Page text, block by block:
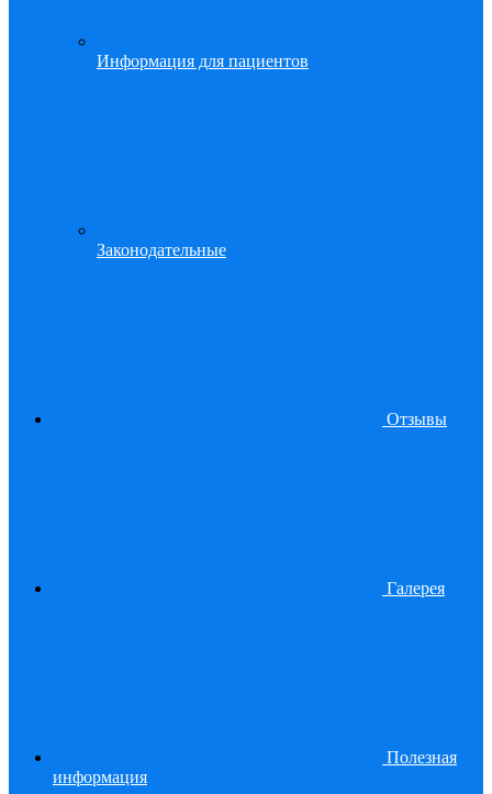
Информация для пациентов
Законодательные
Отзывы
Галерея
Полезная
информация